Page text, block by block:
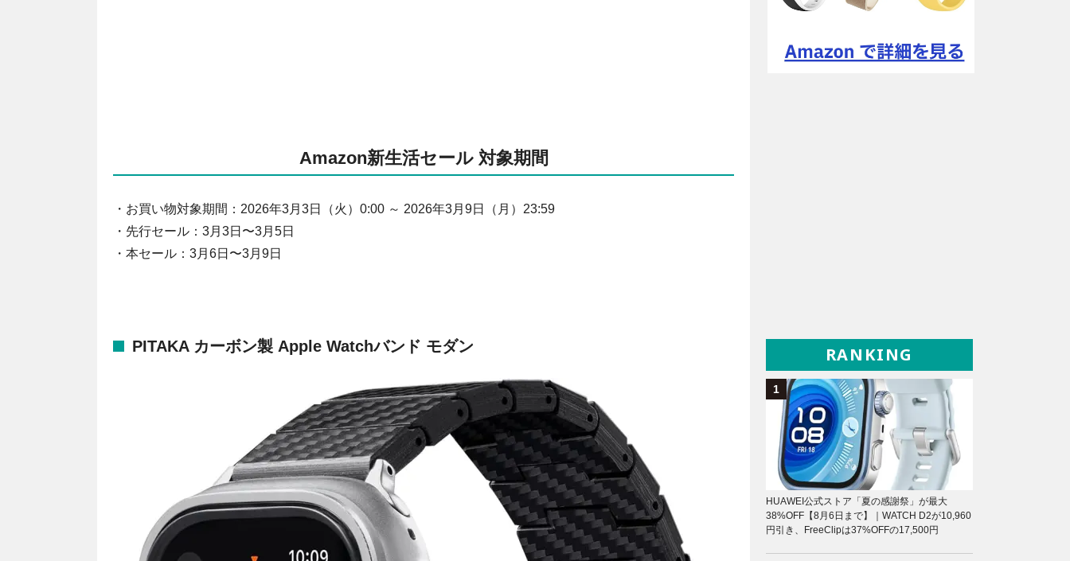
Amazon新生活セール 対象期間
・お買い物対象期間：2026年3月3日（火）0:00 ～ 2026年3月9日（月）23:59
・先行セール：3月3日〜3月5日
・本セール：3月6日〜3月9日
PITAKA カーボン製 Apple Watchバンド モダン RANKING
HUAWEI公式ストア「夏の感謝祭」が最大
38%OFF【8月6日まで】｜WATCH D2が10,960
円引き、FreeClipは37%OFFの17,500円